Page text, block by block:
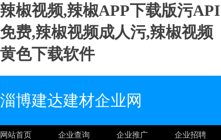
辣椒视频,辣椒APP下载版污API
免费,辣椒视频成人污,辣椒视频
黄色下载软件
淄博建达建材企业网
网站首页 企业查询 企业推广 企业招聘